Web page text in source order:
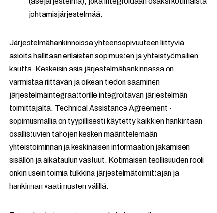
johtamisjärjestelmää.
Järjestelmähankinnoissa yhteensopivuuteen liittyviä
asioita hallitaan erilaisten sopimusten ja yhteistyömallien
kautta. Keskeisin asia järjestelmähankinnassa on
varmistaa riittävän ja oikean tiedon saaminen
järjestelmäintegraattorille integroitavan järjestelmän
toimittajalta. Technical Assistance Agreement -
sopimusmallia on tyypillisesti käytetty kaikkien hankintaan
osallistuvien tahojen kesken määrittelemään
yhteistoiminnan ja keskinäisen informaation jakamisen
sisällön ja aikataulun vastuut. Kotimaisen teollisuuden rooli
onkin usein toimia tulkkina järjestelmätoimittajan ja
hankinnan vaatimusten välillä.